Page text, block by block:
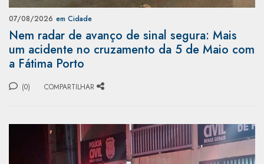
07/08/2026 em Cidade
Nem radar de avanço de sinal segura: Mais
um acidente no cruzamento da 5 de Maio com
a Fátima Porto
(0) COMPARTILHAR